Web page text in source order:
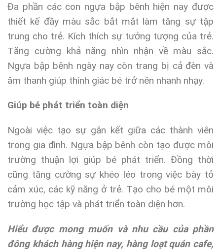
Đa phần các con ngựa bập bênh hiện nay được
thiết kế đầy màu sắc bắt mắt làm tăng sự tập
trung cho trẻ. Kích thích sự tưởng tượng của trẻ.
Tăng cường khả năng nhìn nhận về màu sắc.
Ngựa bập bênh ngày nay còn trang bị cả đèn và
âm thanh giúp thính giác bé trở nên nhanh nhạy.
Giúp bé phát triển toàn diện
Ngoài việc tạo sự gắn kết giữa các thành viên
trong gia đình. Ngựa bập bênh còn tạo được môi
trường thuận lợi giúp bé phát triển. Đồng thời
cũng tăng cường sự khéo léo trong việc bày tỏ
cảm xúc, các kỹ năng ở trẻ. Tạo cho bé một môi
trường học tập và phát triển toàn diện hơn.
Hiểu được mong muốn và nhu cầu của phần
đông khách hàng hiện nay, hàng loạt quán cafe,